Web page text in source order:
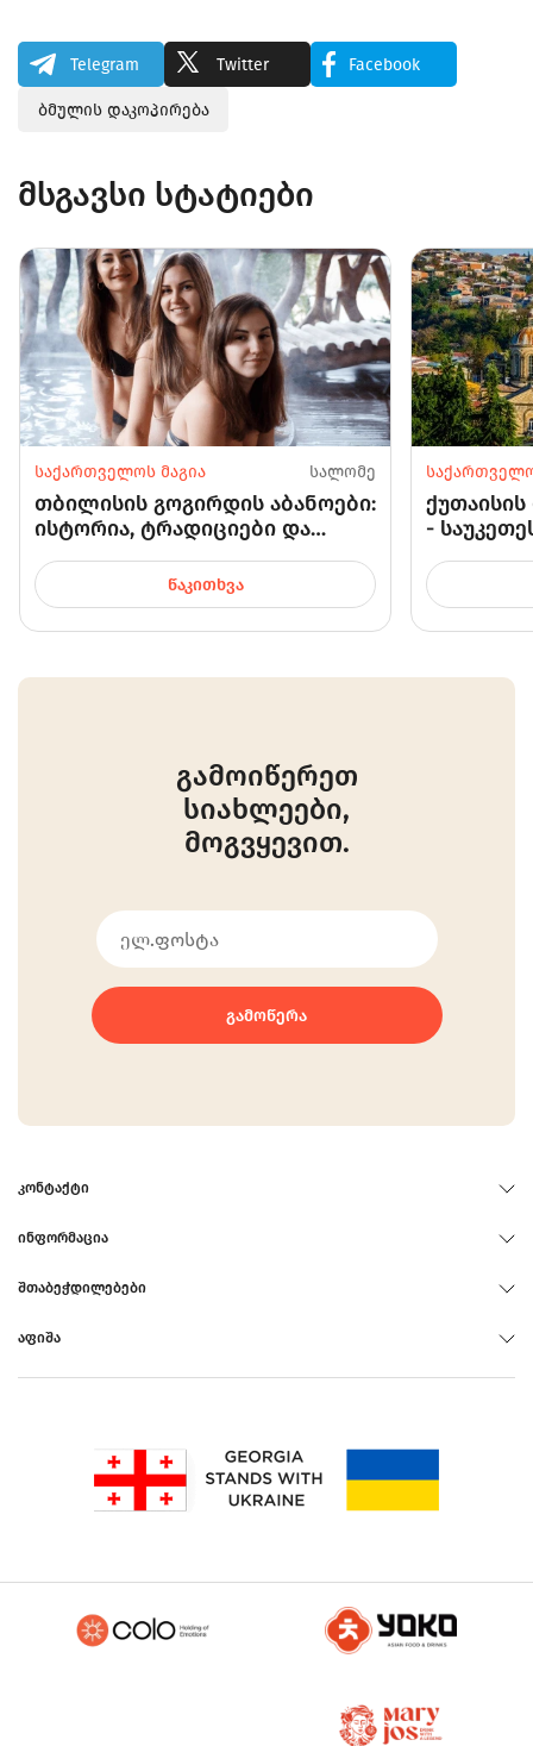
Telegram Twitter Facebook
ბმულის დაკოპირება
მსგავსი სტატიები
საქართველოს მაგია სალომე
თბილისის გოგირდის აბანოები:
ისტორია, ტრადიციები და
დასასვენებლად
ᲬᲐᲙᲘᲗᲮᲕᲐ
-
გამოიწერეთ
სიახლეები,
მოგვყევით.
ᲒᲐᲛᲝᲬᲔᲠᲐ
ᲙᲝᲜᲢᲐᲥᲢᲘ
ᲘᲜᲤᲝᲠᲛᲐᲪᲘᲐ
ᲨᲗᲐᲑᲔᲭᲓᲘᲚᲔᲑᲔᲑᲘ
ᲐᲤᲘᲨᲐ
Rus